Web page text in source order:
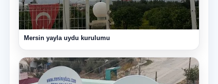
Mersin yayla uydu kurulumu